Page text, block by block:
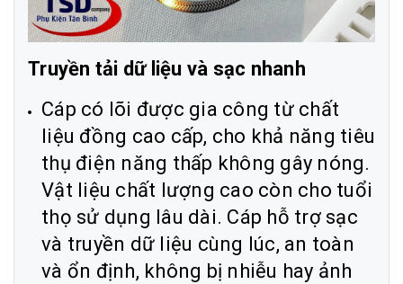
Truyền tải dữ liệu và sạc nhanh
Cáp có lõi được gia công từ chất
liệu đồng cao cấp, cho khả năng tiêu
thụ điện năng thấp không gây nóng.
Vật liệu chất lượng cao còn cho tuổi
thọ sử dụng lâu dài. Cáp hỗ trợ sạc
và truyền dữ liệu cùng lúc, an toàn
và ổn định, không bị nhiễu hay ảnh